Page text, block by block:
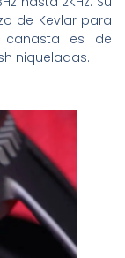
de Kevlar para
canasta es de
niqueladas.